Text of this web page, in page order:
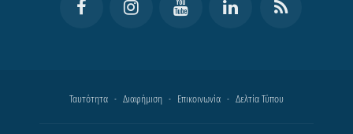
Ταυτότητα Διαφήμιση Επικοινωνία Δελτία Τύπου